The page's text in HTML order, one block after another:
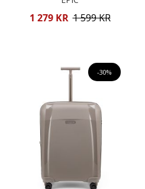
Reducerat
1 279 KR 1 599 KR
-30%